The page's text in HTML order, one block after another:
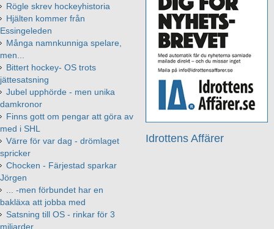
Idrottens Affärer
Rögle skrev hockeyhistoria
Hjälten kommer från
Essingeleden
Många namnkunniga spelare,
men...
Bittert hockey- OS trots
jättesatsning
Jubel upphörde - men unika
damkronor
Finns gott om pengar att göra av
med i SHL
Värre för var dag - drömlaget
spricker
Chocken - Färjestad sparkar
Jörgen
... -men förbundet har en
bakläxa att jobba med
Satsning till OS - rinkar för 3
miljarder